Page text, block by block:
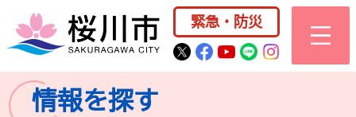
桜川市公式ホー
緊急・防災
桜川市公式Twitter
桜川市公式
桜川市公式
桜川市公式
情報を探す